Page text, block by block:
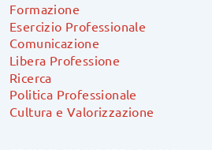
Formazione
Esercizio Professionale
Comunicazione
Libera Professione
Ricerca
Politica Professionale
Cultura e Valorizzazione